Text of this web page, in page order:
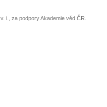
i., za podpory Akademie věd ČR.